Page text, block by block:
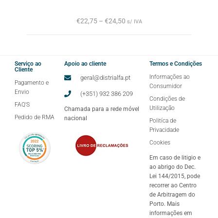
€22,75 – €24,50 s/ IVA
Serviço ao
Cliente
Pagamento e
Envio
FAQ'S
Pedido de RMA
Apoio ao cliente
geral@distrialfa.pt
(+351) 932 386 209
Chamada para a rede móvel
nacional
Termos e Condições
Informações ao
Consumidor
Condições de
Utilização
Politíca de
Privacidade
Cookies
Em caso de litigio e
ao abrigo do Dec.
Lei 144/2015, pode
recorrer ao Centro
de Arbitragem do
Porto. Mais
informações em